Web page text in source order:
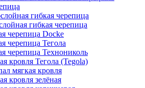
гибкая черепица
гибкая черепица
черепица Docke
черепица Тегола
черепица Технониколь
кровля Тегола (Tegola)
мягкая кровля
кровля зелёная